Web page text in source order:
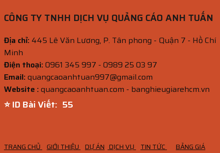
CÔNG TY TNHH DỊCH VỤ QUẢNG CÁO ANH TUẤN
Địa chỉ: 445 Lê Văn Lương, P. Tân phong - Quận 7 - Hồ Chí
Minh
Điện thoại:0961 345 997 - 0989 25 03 97
Email:quangcaoanhtuan997@gmail.com
Website :quangcaoanhtuan.com - banghieugiarehcm.vn
⭐ ID Bài Viết: 53
TRANG CHỦ GIỚI THIỆU DỰ ÁN DỊCH VỤ TIN TỨC
BẢNG GIÁ